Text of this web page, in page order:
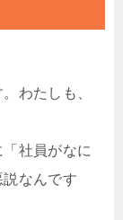
わたしも、
社員がなに
なんです